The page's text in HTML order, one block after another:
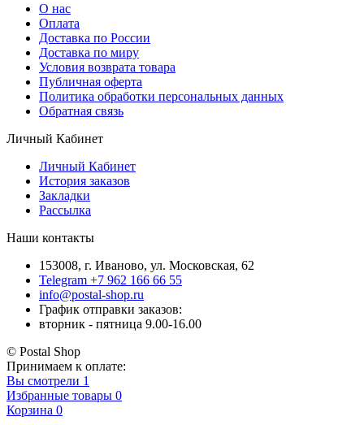
О нас
Оплата
Доставка по России
Доставка по миру
Условия возврата товара
Публичная оферта
Политика обработки персональных данных
Обратная связь
Личный Кабинет
Личный Кабинет
История заказов
Закладки
Рассылка
Наши контакты
153008, г. Иваново, ул. Московская, 62
Telegram +7 962 166 66 55
info@postal-shop.ru
График отправки заказов:
вторник - пятница 9.00-16.00
© Postal Shop
Принимаем к оплате:
Вы смотрели 1
Избранные товары 0
Корзина 0